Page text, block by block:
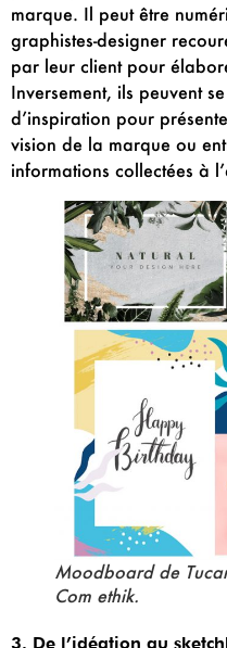
marque. Il peut être
graphistes-designer
par leur client pour
Inversement, ils peuvent
d’inspiration pour
vision de la marque ou
informations collectées à
Moodboard de
Com ethik.
3. De l’idéation au